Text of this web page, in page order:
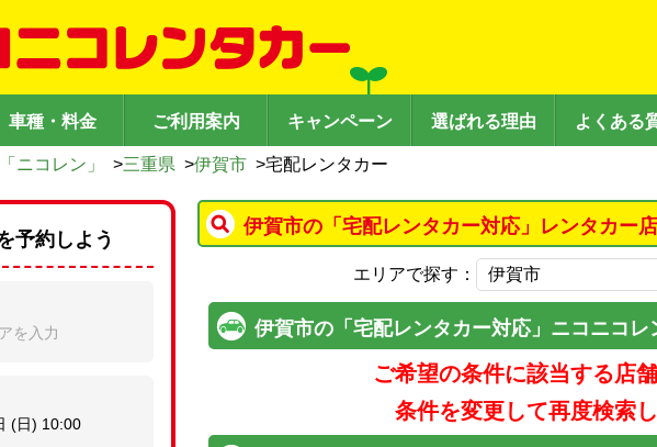
車種・料金 ご利用案内 キャンペーン 選ばれる理由 よくある
ニコレン」 >三重県 >伊賀市 >宅配レンタカー
伊賀市の「宅配レンタカー対応」レンタカー
エリアで探す：
伊賀市の「宅配レンタカー対応」ニコニコレ
ご希望の条件に該当する店
条件を変更して再度検索
予約しよう
を入力
(日) 10:00